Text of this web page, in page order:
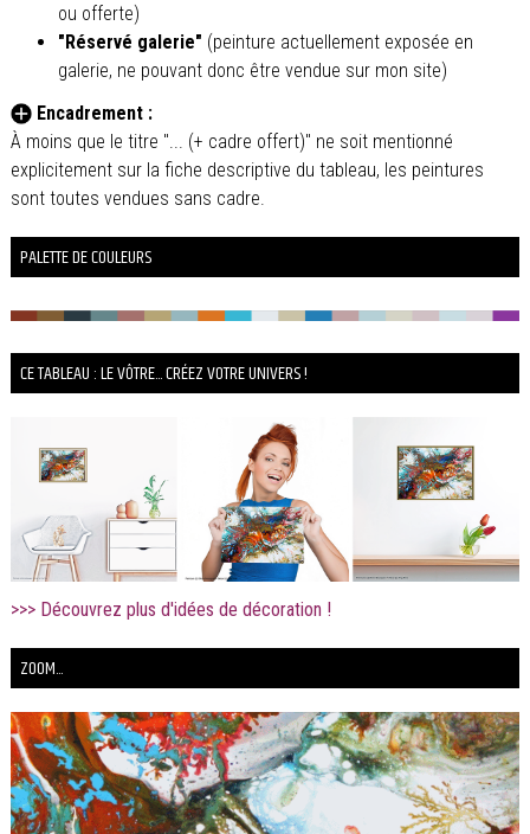
ou offerte)
"Réservé galerie" (peinture actuellement exposée en
galerie, ne pouvant donc être vendue sur mon site)
Encadrement :
À moins que le titre "... (+ cadre offert)" ne soit mentionné
explicitement sur la fiche descriptive du tableau, les peintures
sont toutes vendues sans cadre.
PALETTE DE COULEURS
CE TABLEAU : LE VÔTRE... CRÉEZ VOTRE UNIVERS !
>>> Découvrez plus d'idées de décoration !
ZOOM...